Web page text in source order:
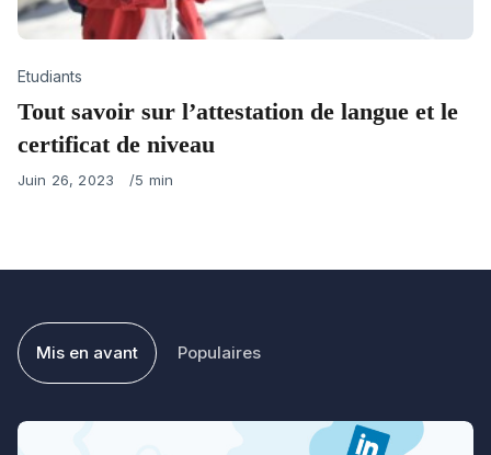
Category
Etudiants
Tout savoir sur l’attestation de langue et le
certificat de niveau
Published
Juin 26, 2023 5 min
Mis en avant Populaires